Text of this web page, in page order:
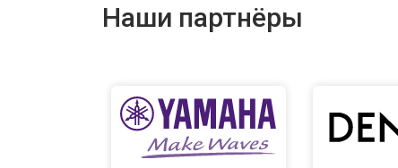
Наши партнёры